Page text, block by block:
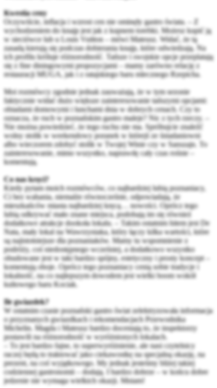
Kwestia ceny
Oczywiście, inflacja i wzrost cen nie ominęły gastro świata. – Z
wychodzeniem do knajp jest jak z kupnem torebki. Możesz kupić ją
w sieciówce lub u Louis Vuitton – mówi Mateusz. Widać, że tą
zasadą kierują się podczas dobierania knajp, które odwiedzają. Na
ich profilu króluje różnorodność. Tańsze i swojskie opcje przeplatają
się z fine diningowymi propozycjami – mamy zarówno relację z
restauracji MUGA, jak i z ratajskiego baru mlecznego Rzepicha.
Moi rozmówcy zgodnie jednak zauważają, że w tym sezonie
faktycznie widać dużo większe zainteresowanie tańszymi opcjami:
obiadami domowymi i lunchami dnia w dobrych cenach. Czy to
oznacza, że ruch w poznańskim gastro maleje? Nic z tych rzeczy. –
Nie można powiedzieć, że tego ruchu nie ma. Spróbujcie znaleźć
wolny stolik w weekendowy poranek w którejś ze śniadaniowni
albo wieczorem zdobyć stolik w Twojej Winie czy w Sanszajn. To
zainteresowanie, mimo wszystko, naprawdę cały czas rośnie –
komentują.
Co nas kręci?
Kiedy pytam moich rozmówców, co najbardziej lubią poznaniacy,
Ci bez wahania, niemalże równocześnie, odpowiadają, że
mieszkańców miasta najbardziej kręcą… nowości. Oprócz tego
lubią odkrywać mało znane miejsca, podobają im się również
dodatkowe atrakcje dookoła lokalu. – Takim ostatnim hitem jest De
Nata, mały lokal na Wawrzyniaka, który łączy kilka wartości, które
są najistotniejsze dla poznaniaków. Mamy tu wspomnienie z
podróży, coś niedostępnego wcześniej, a dodatkowo wszystko
obudowane jest w taki bardzo spójny, estetyczny i prosty koncept –
komentują oboje. Oprócz tego poznaniacy cenią sobie tradycje i
lokalność, na co najlepszym dowodem jest wielki boom wokół
kultowego baru Kociak.
Ile gwiazdek?
W ostatnim czasie poznański gastro świat zelektryzowała informacja
o przyznanych gwiazdkach i rekomendacjach Przewodnika
Michelin. Magda i Mateusz bardzo doceniają to, że inspektorzy
postawili na różnorodność w wyróżnionych lokalach.
– To jest bardzo fajne, to superwyróżnienie, ale nasi czytelnicy
raczej będą to traktować jako ciekawostkę na specjalną okazję, na
prezent, na coś wyjątkowego. My jednak jesteśmy bliżej takiej
codziennej gastronomii – dodają. I bardzo dobrze – w końcu dobre
jedzenie nie wymaga wielkich okazji. Mniam!